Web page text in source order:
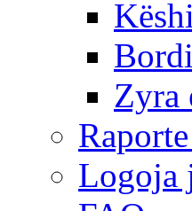
Zyra
Logoja